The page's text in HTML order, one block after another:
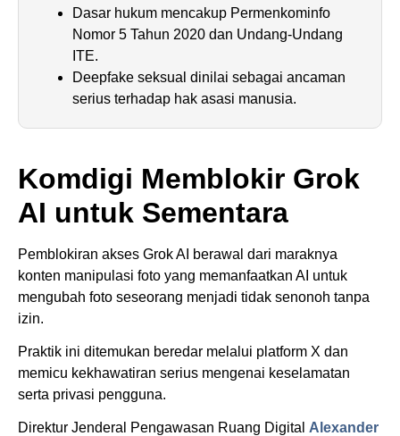
Dasar hukum mencakup Permenkominfo
Nomor 5 Tahun 2020 dan Undang-Undang
ITE.
Deepfake seksual dinilai sebagai ancaman
serius terhadap hak asasi manusia.
Komdigi Memblokir Grok
AI untuk Sementara
Pemblokiran akses Grok AI berawal dari maraknya
konten manipulasi foto yang memanfaatkan AI untuk
mengubah foto seseorang menjadi tidak senonoh tanpa
izin.
Praktik ini ditemukan beredar melalui platform X dan
memicu kekhawatiran serius mengenai keselamatan
serta privasi pengguna.
Direktur Jenderal Pengawasan Ruang Digital Alexander